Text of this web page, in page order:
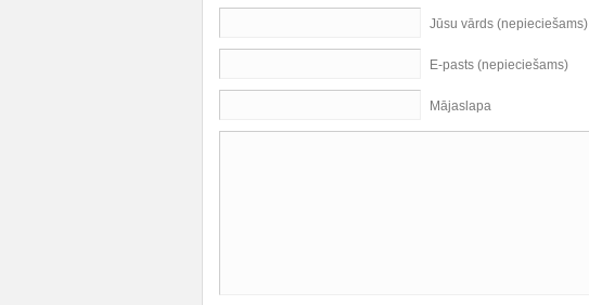
Jūsu vārds (nepieciešams)
E-pasts (nepieciešams)
Mājaslapa